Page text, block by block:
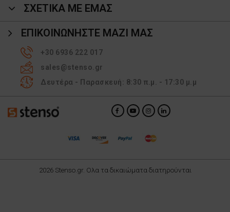
ΣΧΕΤΙΚΑ ΜΕ ΕΜΑΣ
ΕΠΙΚΟΙΝΩΝΉΣΤΕ ΜΑΖΊ ΜΑΣ
+30 6936 222 017
sales@stenso.gr
Δευτέρα - Παρασκευή: 8:30 π.μ. - 17:30 μ.μ
2026 Stenso.gr. Ολα τα δικαιώματα διατηρούνται